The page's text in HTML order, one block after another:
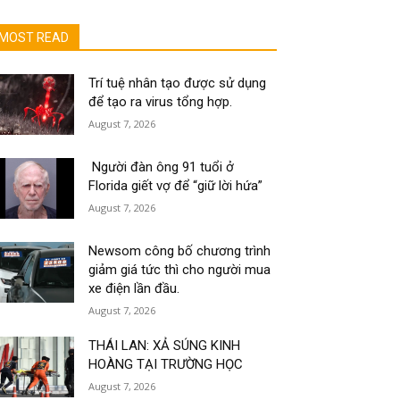
READ
Trí tuệ nhân tạo được sử dụng
để tạo ra virus tổng hợp.
August 7, 2026
Người đàn ông 91 tuổi ở
Florida giết vợ để “giữ lời hứa”
August 7, 2026
Newsom công bố chương trình
giảm giá tức thì cho người mua
xe điện lần đầu.
August 7, 2026
THÁI LAN: XẢ SÚNG KINH
HOÀNG TẠI TRƯỜNG HỌC
August 7, 2026